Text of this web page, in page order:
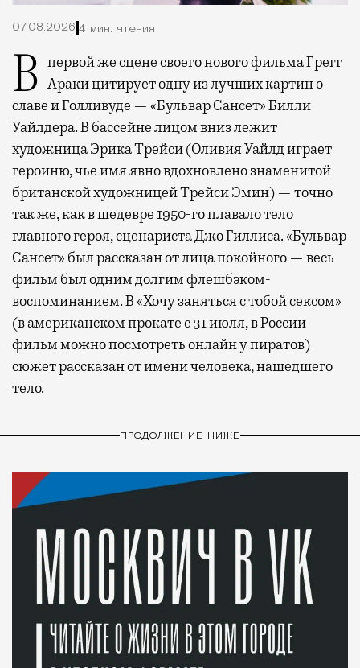
07.08.2026 4 мин. чтения
В первой же сцене своего нового фильма Грегг Араки цитирует одну из лучших картин о
славе и Голливуде — «Бульвар Сансет» Билли
Уайлдера. В бассейне лицом вниз лежит
художница Эрика Трейси (Оливия Уайлд играет
героиню, чье имя явно вдохновлено знаменитой
британской художницей Трейси Эмин) — точно
так же, как в шедевре 1950-го плавало тело
главного героя, сценариста Джо Гиллиса. «Бульвар
Сансет» был рассказан от лица покойного — весь
фильм был одним долгим флешбэком-
воспоминанием. В «Хочу заняться с тобой сексом»
(в американском прокате с 31 июля, в России
фильм можно посмотреть онлайн у пиратов)
сюжет рассказан от имени человека, нашедшего
тело.
ПРОДОЛЖЕНИЕ НИЖЕ